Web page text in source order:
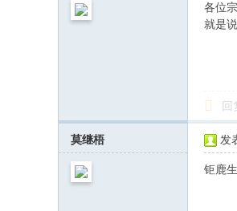
各位
就是
回
莫继梧 发
钜鹿